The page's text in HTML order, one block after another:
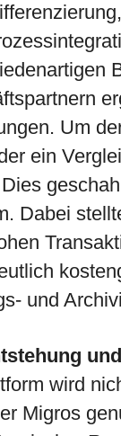
Um
ein
Dabei
und
wird
Migros